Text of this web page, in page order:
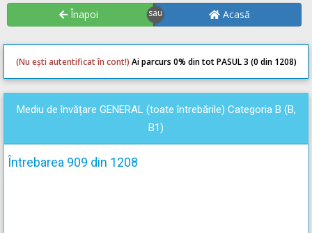
Înapoi Acasă
(Nu ești autentificat în cont!) Ai parcurs 0% din tot PASUL 3 (0 din 1208)
0
Mediu de învățare GENERAL (toate întrebările) Categoria B (B,
B1)
Întrebarea 909 din 1208